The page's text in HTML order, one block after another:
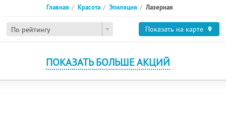
По рейтингу
Главная Красота Эпиляция Лазерная
Показать на карте
ПОКАЗАТЬ БОЛЬШЕ АКЦИЙ